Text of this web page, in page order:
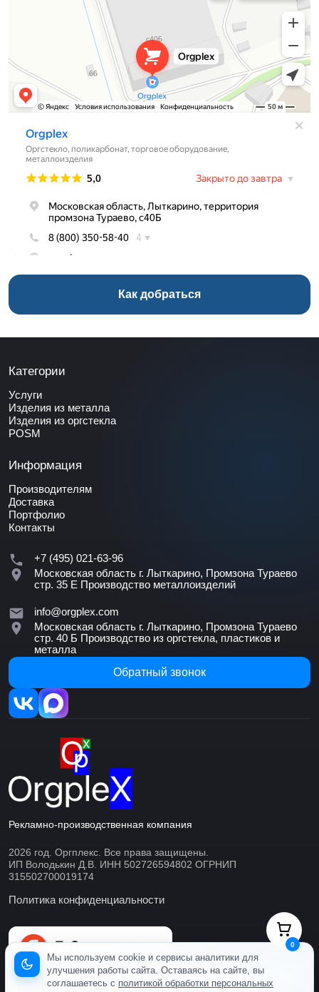
Как добраться
Категории
Услуги
Изделия из металла
Изделия из оргстекла
POSM
Информация
Производителям
Доставка
Портфолио
Контакты
+7 (495) 021-63-96
Московская область г. Лыткарино, Промзона Тураево
стр. 35 Е Производство металлоизделий
info@orgplex.com
Московская область г. Лыткарино, Промзона Тураево
стр. 40 Б Производство из оргстекла, пластиков и
металла
Обратный звонок
Рекламно-производственная компания
2026 год. Оргплекс. Все права защищены.
ИП Володькин Д.В. ИНН 502726594802 ОГРНИП
315502700019174
Политика конфиденциальности
Мы используем cookie и сервисы аналитики для
улучшения работы сайта. Оставаясь на сайте, вы
соглашаетесь с политикой обработки персональных
0
Готовы ответить онлайн